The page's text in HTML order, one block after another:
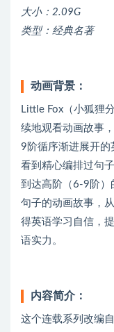
大小：2.09G
类型：经典名著
动画背景：
Little Fox（小狐狸
续地观看动画故事
9阶循序渐进展开的
看到精心编排过句
到达高阶（6-9阶）
句子的动画故事，
得英语学习自信，
语实力。
内容简介：
这个连载系列改编